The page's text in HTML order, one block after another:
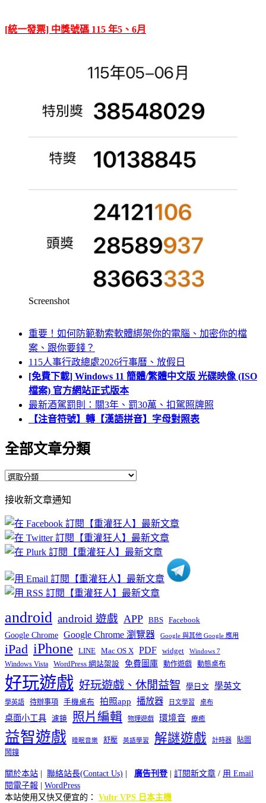
[統一發票] 中獎號碼 115 年5、6月
Screenshot
重要！如何防範勒索軟體綁架你的電腦、加密你的檔
案、跟你要錢？
115人事行政總處2026行事曆、放假日
[免費下載] Windows 11 簡體/繁體中文版 光碟映像 (ISO
檔案) 官方網站正式版本
最新酒駕罰則：關3年、罰30萬、扣駕照牌照
【注音符號】轉【漢語拼音】字母對照表
全部文章分類
全
文
章
分
類
接收新文章通知
android android 遊戲 APP BBS Facebook
Google Chrome Google Chrome 瀏覽器 Google 與其他 Google 應用
iPad iPhone LINE Mac OS X PDF widget Windows 7
Windows Vista WordPress 網站架設 免費圖庫 動作遊戲 動態桌布
好玩遊戲 好玩遊戲、休閒益智 學日文 學英文
學英語 待辦事項 手機桌布 拍照app 播放器 日文學習 桌布
桌面小工具 濾鏡 照片編輯 物理遊戲 環境音 療癒
益智遊戲 睡眠音樂 舒壓 英語學習 解謎遊戲 計時器
貼圖
鬧鐘
關於本站 | 聯絡站長(Contact Us) | 廣告刊登| 訂閱新文章 / 用 Email
閱電子報 | WordPress
本站使用又快又便宜的： Vultr VPS 日本主機